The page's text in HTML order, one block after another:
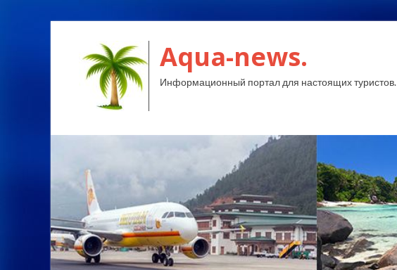
Aqua-news.
Информационный портал для настоящих туристов.